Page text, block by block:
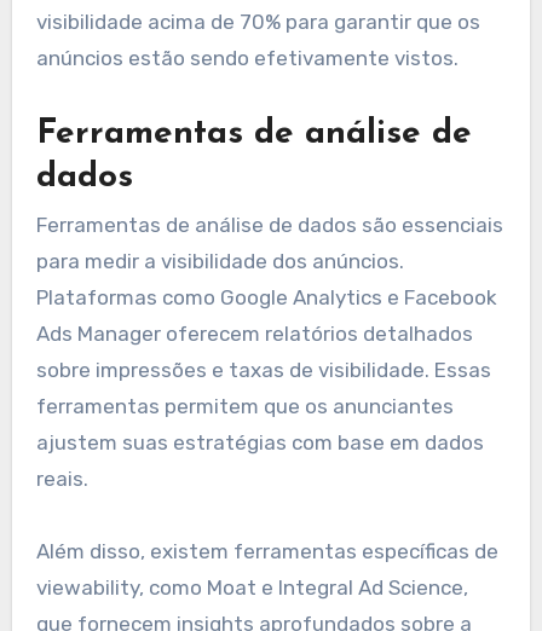
considerado “visível”.
anúncios com alta taxa de viewability tendem a
ter melhor desempenho em termos de cliques e
visibilidade acima de 70% para garantir que os
anúncios estão sendo efetivamente vistos.
Ferramentas de análise de
dados
Ferramentas de análise de dados são essenciais
para medir a visibilidade dos anúncios.
Ads Manager oferecem relatórios detalhados
sobre impressões e taxas de visibilidade. Essas
ferramentas permitem que os anunciantes